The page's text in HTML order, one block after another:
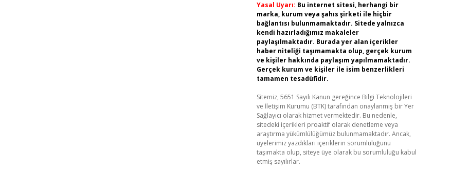
Yasal Uyarı: Bu internet sitesi, herhangi bir
marka, kurum veya şahıs şirketi ile hiçbir
bağlantısı bulunmamaktadır. Sitede yalnızca
kendi hazırladığımız makaleler
paylaşılmaktadır. Burada yer alan içerikler
haber niteliği taşımamakta olup, gerçek kurum
ve kişiler hakkında paylaşım yapılmamaktadır.
Gerçek kurum ve kişiler ile isim benzerlikleri
tamamen tesadüfidir.
Sitemiz, 5651 Sayılı Kanun gereğince Bilgi Teknolojileri
ve İletişim Kurumu (BTK) tarafından onaylanmış bir Yer
Sağlayıcı olarak hizmet vermektedir. Bu nedenle,
sitedeki içerikleri proaktif olarak denetleme veya
araştırma yükümlülüğümüz bulunmamaktadır. Ancak,
üyelerimiz yazdıkları içeriklerin sorumluluğunu
taşımakta olup, siteye üye olarak bu sorumluluğu kabul
etmiş sayılırlar.